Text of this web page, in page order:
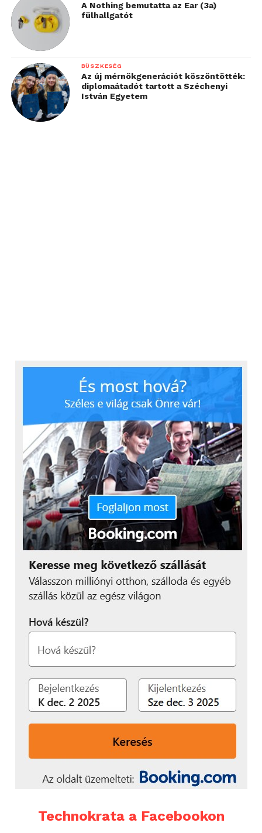
A Nothing bemutatta az Ear (3a)
fülhallgatót
BÜSZKESÉG
Az új mérnökgenerációt köszöntötték:
diplomaátadót tartott a Széchenyi
István Egyetem
Technokrata a Facebookon